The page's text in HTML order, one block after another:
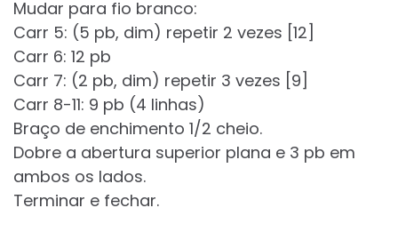
Mudar para fio branco:
Carr 5: (5 pb, dim) repetir 2 vezes [12]
Carr 6: 12 pb
Carr 7: (2 pb, dim) repetir 3 vezes [9]
Carr 8-11: 9 pb (4 linhas)
Braço de enchimento 1/2 cheio.
Dobre a abertura superior plana e 3 pb em
ambos os lados.
Terminar e fechar.